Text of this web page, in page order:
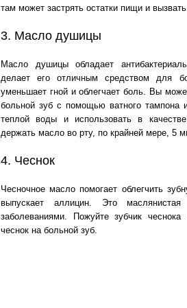
там может застрять остатки пищи и вызвать
3. Масло душицы
Масло душицы обладает
делает его отличным средством для
уменьшает гной и облегчает боль. Вы
больной зуб с помощью ватного тампона
теплой воды и использовать в
держать масло во рту, по крайней мере, 5
4. Чеснок
Чесночное масло помогает облегчить
выпускает аллицин. Это
заболеваниями. Пожуйте зубчик
чеснок на больной зуб.